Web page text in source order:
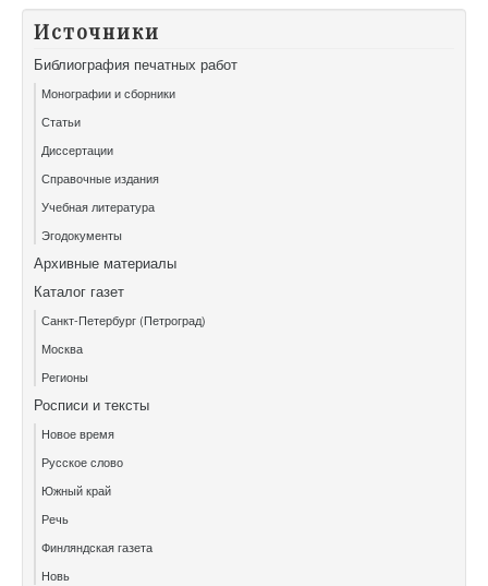
Источники
Библиография печатных работ
Монографии и сборники
Статьи
Диссертации
Справочные издания
Учебная литература
Эгодокументы
Архивные материалы
Каталог газет
Санкт-Петербург (Петроград)
Москва
Регионы
Росписи и тексты
Новое время
Русское слово
Южный край
Речь
Финляндская газета
Новь